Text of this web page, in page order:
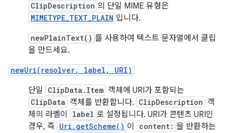
ClipDescription 의 단일 MIME 유형은
MIMETYPE_TEXT_PLAIN 입니다.
newPlainText() 를 사용하여 텍스트 문자열에서 클립
을 만드세요.
newUri(resolver, label, URI)
단일 ClipData.Item 객체에 URI가 포함되는
ClipData 객체를 반환합니다. ClipDescription 객
체의 라벨이
label 로 설정됩니다. URI가 콘텐츠 URI인
경우, 즉 Uri.getScheme() 이 content: 을 반환하는